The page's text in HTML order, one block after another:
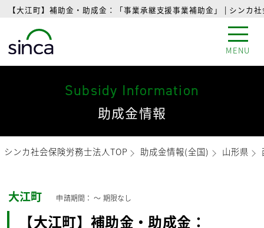
【大江町】補助金・助成金：「事業承継支援事業補助金」 | シンカ
MENU
Subsidy Information
助成金情報
シンカ社会保険労務士法人TOP 助成金情報(全国) 山形県
大江町 申請期間： 〜 期限なし
【大江町】補助金・助成金：